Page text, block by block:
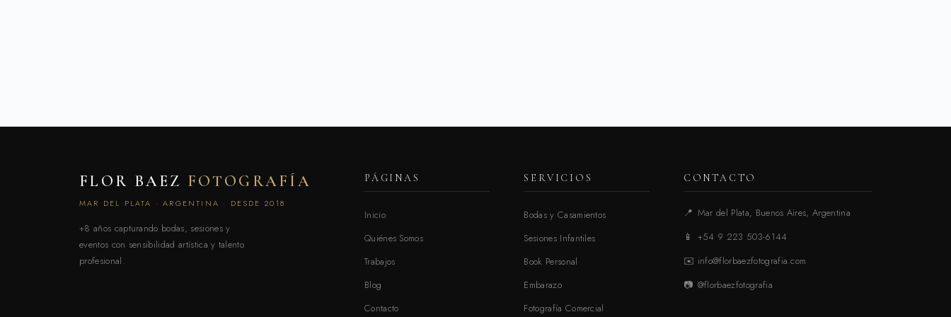
FLOR BAEZ FOTOGRAFÍA
MAR DEL PLATA · ARGENTINA · DESDE 2018
+8 años capturando bodas, sesiones y
eventos con sensibilidad artística y talento
profesional.
PÁGINAS
Inicio
Quiénes Somos
Trabajos
Blog
Contacto
SERVICIOS
Bodas y Casamientos
Sesiones Infantiles
Book Personal
Embarazo
Fotografía Comercial
CONTACTO
📍 Mar del Plata, Buenos Aires, Argentina
📱
+54 9 223 503-6144
✉️ info@florbaezfotografia.com
📷 @florbaezfotografia